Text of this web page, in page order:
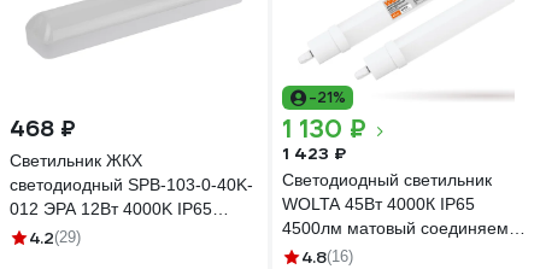
468 ₽
Светильник ЖКХ
светодиодный SPB-103-0-40K-
012 ЭРА 12Вт 4000K IP65
350х75 Б0052937
4.2(29)
-21%
1 130 ₽
1 423 ₽
Светодиодный светильник
WOLTA 45Вт 4000К IP65
4500лм матовый соединяемый
в линию WPL48-4K150-03
4.8(16)